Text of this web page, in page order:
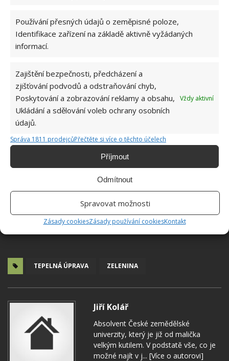
Používání přesných údajů o zeměpisné poloze,
Identifikace zařízení na základě aktivně vyžádaných
informací.
Zajištění bezpečnosti, předcházení a
zjišťování podvodů a odstraňování chyb,
Poskytování a zobrazování reklamy a obsahu,
Ukládání a sdělování voleb ochrany osobních
údajů.
Vždy aktivní
Správa 1811 prodejcůPřečtěte si více o těchto účelech
Příjmout
Odmítnout
Spravovat možnosti
Zásady cookiesZásady používání cookiesKontakt
rovnoměrně.
Zdroj:Goodhouse
TEPELNÁ ÚPRAVA ZELENINA
Jiří Kolář
Absolvent České zemědělské
univerzity, který je již od malička
velkým kutilem. V podstatě vše, co je
možné najít v j... [Více o autorovi]